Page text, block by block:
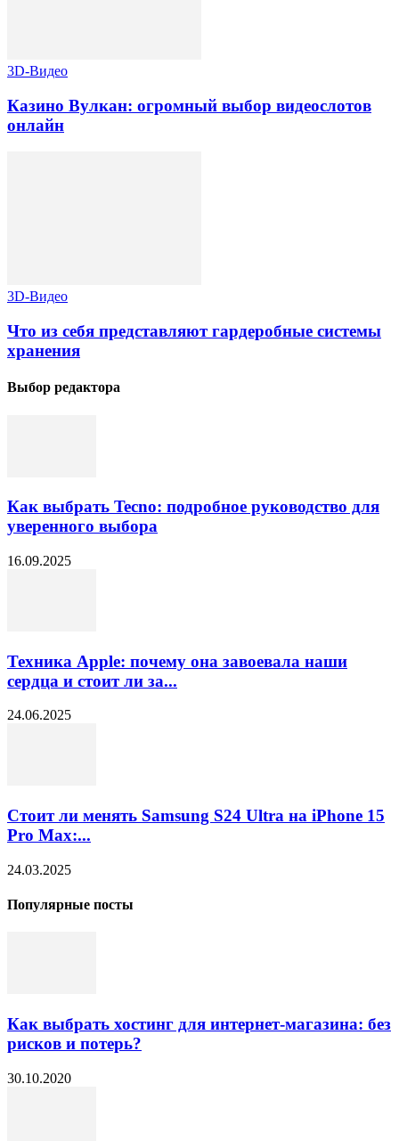
3D-Видео
Казино Вулкан: огромный выбор видеослотов
онлайн
3D-Видео
Что из себя представляют гардеробные системы
хранения
Выбор редактора
Как выбрать Tecno: подробное руководство для
уверенного выбора
16.09.2025
Техника Apple: почему она завоевала наши
сердца и стоит ли за...
24.06.2025
Стоит ли менять Samsung S24 Ultra на iPhone 15
Pro Max:...
24.03.2025
Популярные посты
Как выбрать хостинг для интернет-магазина: без
рисков и потерь?
30.10.2020